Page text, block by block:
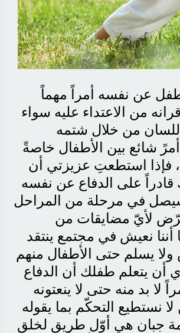
عن نفسه أمراً مهماً
من الاعتداء عليه سواء
من خلال شتمه
أمرً شائع بين الأطفال خاصةً
فإذا استطعتِ عزيزتي أن
على الدفاع عن نفسه
في مرحلة من المراحل
لأيّ مضايقات من
أننا نعيش في مجتمع ينتقد
يسلم حتى الأطفال منهم
أن يتعلم طفلك أن الدفاع
لا بد منه حتى لا ينعتونه
لا نستطيع التحكّم بما يقوله
جبان هي أوّل طريق لخلق